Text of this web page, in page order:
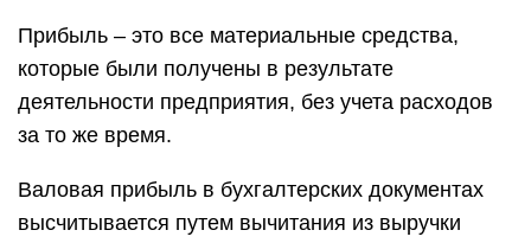
Прибыль – это все материальные средства,
которые были получены в результате
деятельности предприятия, без учета расходов
за то же время.
Валовая прибыль в бухгалтерских документах
высчитывается путем вычитания из выручки